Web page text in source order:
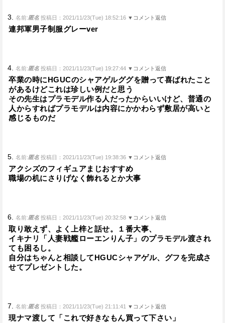
3. 名前:匿名 投稿日：2021/11/23(Tue) 18:52:16 ▼コメント返信
連邦軍男子制服グレーver
4. 名前:匿名 投稿日：2021/11/23(Tue) 19:27:44 ▼コメント返信
卒業の時にHGUCのシャアゲルググを贈って喜ばれたこと
があるけどこれは珍しい例だと思う
その先生はプラモデル作る人だったからいいけど、普通の
人からすればプラモデルは内容にかかわらず敷居が高いと
感じるものだ
5. 名前:匿名 投稿日：2021/11/23(Tue) 19:38:36 ▼コメント返信
アクシズのフィギュアまじおすすめ
職場の机にさりげなく飾れるとか大事
6. 名前:匿名 投稿日：2021/11/23(Tue) 20:32:58 ▼コメント返信
取り敢えず、よく上梓と話せ。１番大事、
イキナリ「人妻戦艦ローエンりん子」のプラモデル渡され
ても困るし。
自分はちゃんと相談してHGUCシャアゲル、グフを完成さ
せてプレゼントした。
7. 名前:匿名 投稿日：2021/11/23(Tue) 21:11:41 ▼コメント返信
現ナマ渡して「これで好きなもん買って下さい」